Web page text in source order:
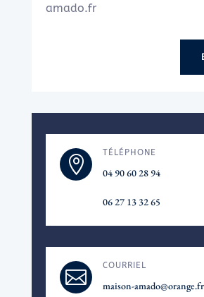
amado.fr

TÉLÉPHONE
04 90 60 28 94
06 27 13 32 65

COURRIEL
maison-amado@orange.fr